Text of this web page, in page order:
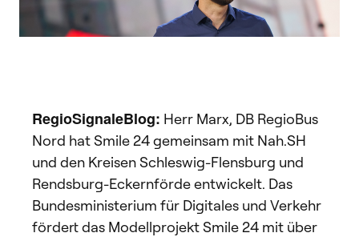
RegioSignaleBlog: Herr Marx, DB RegioBus
Nord hat Smile 24 gemeinsam mit Nah.SH
und den Kreisen Schleswig-Flensburg und
Rendsburg-Eckernförde entwickelt. Das
Bundesministerium für Digitales und Verkehr
fördert das Modellprojekt Smile 24 mit über